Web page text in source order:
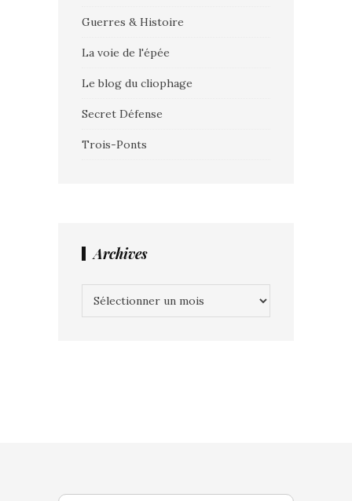
Guerres & Histoire
La voie de l'épée
Le blog du cliophage
Secret Défense
Trois-Ponts
Archives